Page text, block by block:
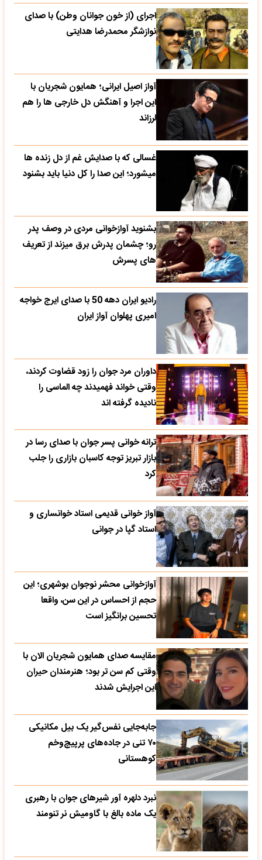
اجرای (از خون جوانان وطن) با صدای
نوازشگر محمدرضا هدایتی
آواز اصیل ایرانی؛ همایون شجریان با
این اجرا و آهنگش دل خارجی ها را هم
لرزاند
غسالی که با صدایش غم از دل زنده ها
میشورد؛ این صدا را کل دنیا باید بشنود
بشنوید آوازخوانی مردی در وصف پدر
رو؛ چشمان پدرش برق میزند از تعریف
های پسرش
رادیو ایران دهه 50 با صدای ایرج خواجه
امیری پهلوان آواز ایران
داوران مرد جوان را زود قضاوت کردند،
وقتی خواند فهمیدند چه الماسی را
نادیده گرفته اند
ترانه خوانی پسر جوان با صدای رسا در
بازار تبریز توجه کاسبان بازاری را جلب
کرد
آواز خوانی قدیمی استاد خوانساری و
استاد گپا در جوانی
آوازخوانی محشر نوجوان بوشهری؛ این
حجم از احساس در این سن، واقعا
تحسین‌ برانگیز است
مقایسه صدای همایون شجریان الان با
وقتی کم سن تر بود؛ هنرمندان حیران
این اجرایش شدند
جابه‌جایی نفس‌گیر یک بیل مکانیکی
۷۰ تنی در جاده‌های پرپیچ‌وخم
کوهستانی
نبرد دلهره آور شیرهای جوان با رهبری
یک ماده بالغ با گاومیش نر تنومند